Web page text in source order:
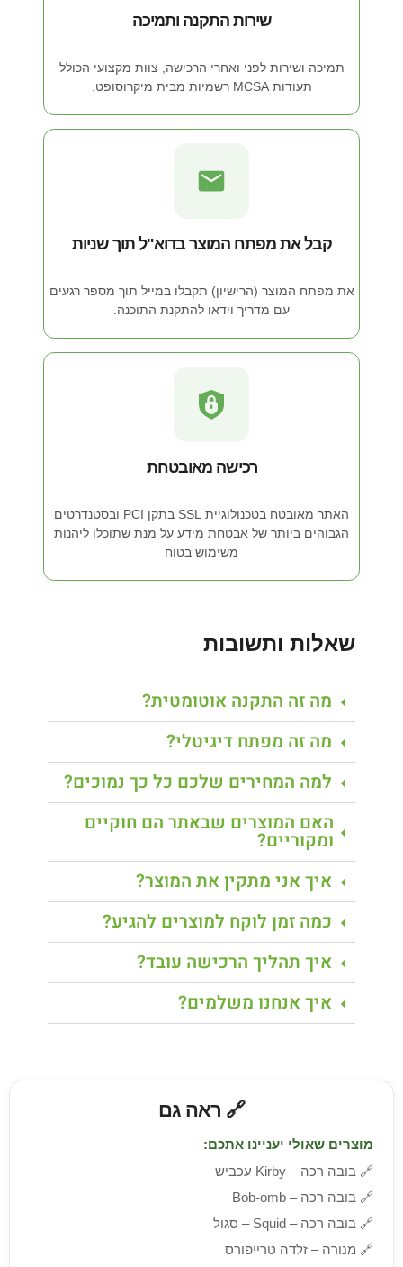
שירות התקנה ותמיכה
תמיכה ושירות לפני ואחרי הרכישה, צוות מקצועי הכולל
תעודות MCSA רשמיות מבית מיקרוסופט.
קבל את מפתח המוצר בדוא"ל תוך שניות
את מפתח המוצר (הרישיון) תקבלו במייל תוך מספר רגעים
עם מדריך וידאו להתקנת התוכנה.
רכישה מאובטחת
האתר מאובטח בטכנולוגיית SSL בתקן PCI ובסטנדרטים
הגבוהים ביותר של אבטחת מידע על מנת שתוכלו ליהנות
משימוש בטוח
שאלות ותשובות
מה זה התקנה אוטומטית?
מה זה מפתח דיגיטלי?
למה המחירים שלכם כל כך נמוכים?
האם המוצרים שבאתר הם חוקיים
ומקוריים?
איך אני מתקין את המוצר?
כמה זמן לוקח למוצרים להגיע?
איך תהליך הרכישה עובד?
איך אנחנו משלמים?
🔗 ראה גם
מוצרים שאולי יעניינו אתכם:
🔗 בובה רכה – Kirby עכביש
🔗 בובה רכה – Bob-omb
🔗 בובה רכה – Squid – סגול
🔗 מנורה – זלדה טרייפורס